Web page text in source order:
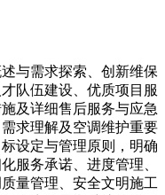
与需求探索、创新维保
队伍建设、优质项目服
及详细售后服务与应急
求理解及空调维护重要
设定与管理原则，明确
服务承诺、进度管理、
量管理、安全文明施工